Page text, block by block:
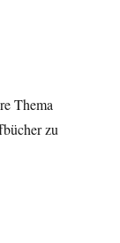
Thema
zu